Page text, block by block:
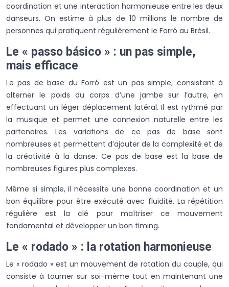
coordination et une interaction harmonieuse entre les deux
danseurs. On estime à plus de 10 millions le nombre de
personnes qui pratiquent régulièrement le Forró au Brésil.
Le « passo básico » : un pas simple,
mais efficace
Le pas de base du Forró est un pas simple, consistant à
alterner le poids du corps d’une jambe sur l’autre, en
effectuant un léger déplacement latéral. Il est rythmé par
la musique et permet une connexion naturelle entre les
partenaires. Les variations de ce pas de base sont
nombreuses et permettent d’ajouter de la complexité et de
la créativité à la danse. Ce pas de base est la base de
nombreuses figures plus complexes.
Même si simple, il nécessite une bonne coordination et un
bon équilibre pour être exécuté avec fluidité. La répétition
régulière est la clé pour maîtriser ce mouvement
fondamental et développer un bon timing.
Le « rodado » : la rotation harmonieuse
Le « rodado » est un mouvement de rotation du couple, qui
consiste à tourner sur soi-même tout en maintenant une